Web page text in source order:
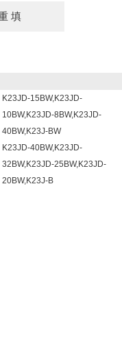
K23JD-15BW,K23JD-
10BW,K23JD-8BW,K23JD-
40BW,K23J-BW
K23JD-40BW,K23JD-
32BW,K23JD-25BW,K23JD-
20BW,K23J-B